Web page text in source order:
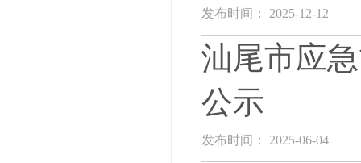
发布时间： 2025-12-12
汕尾市应
公示
发布时间： 2025-06-04